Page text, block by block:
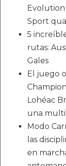
Evolution
Sport
5
rutas:
Gales
El juego
Lohéac
una
Modo
las
en